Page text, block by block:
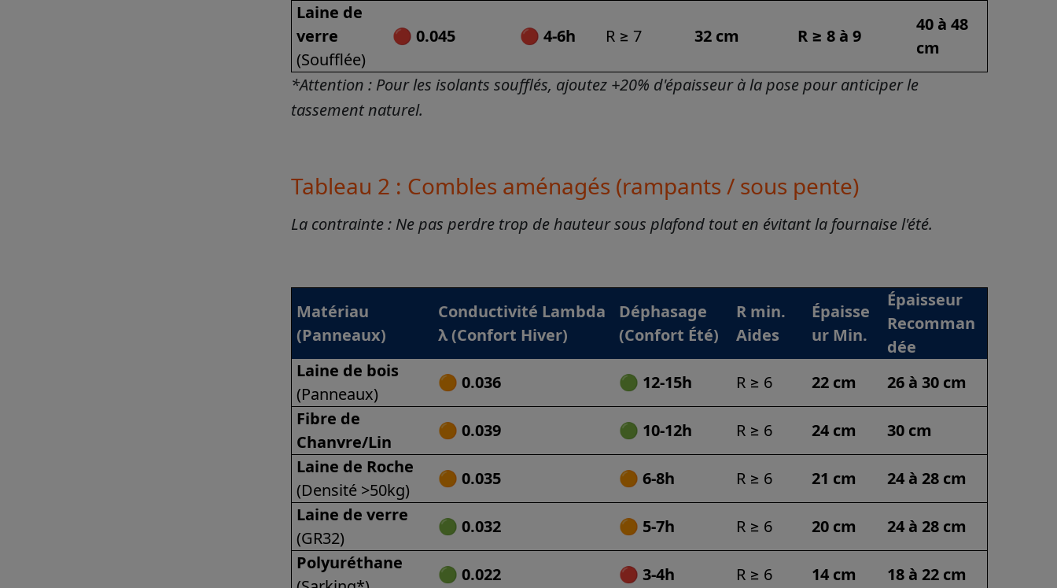
Laine de
verre
(Soufflée)
🔴0.045 🔴4-6h R ≥ 7 32 cm R ≥ 8 à 9
40 à 48
cm
*Attention : Pour les isolants soufflés, ajoutez +20% d'épaisseur à la pose pour anticiper le
tassement naturel.
Tableau 2 : Combles aménagés (rampants / sous pente)
La contrainte : Ne pas perdre trop de hauteur sous plafond tout en évitant la fournaise l'été.
Matériau
(Panneaux)
Conductivité Lambda
λ (Confort Hiver)
Déphasage
(Confort Été)
R min.
Aides
Épaisse
ur Min.
Épaisseur
Recomman
dée
Laine de bois
(Panneaux)
🟠0.036 🟢 12-15h R ≥ 6 22 cm
26 à 30 cm
Fibre de
Chanvre/Lin
🟠0.039 🟢 10-12h R ≥ 6 24 cm
30 cm
Laine de Roche
(Densité >50kg)
🟠0.035 🟠6-8h R ≥ 6 21 cm
24 à 28 cm
Laine de verre
(GR32)
🟢0.032 🟠 5-7h R ≥ 6 20 cm
24 à 28 cm
Polyuréthane
🟢0.022 🔴3-4h R ≥ 6 14 cm 18 à 22 cm